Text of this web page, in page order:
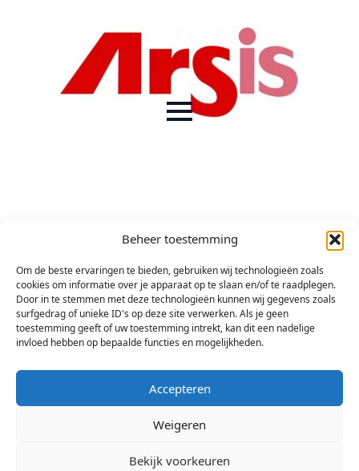
Beheer toestemming
Om de beste ervaringen te bieden, gebruiken wij technologieën zoals
cookies om informatie over je apparaat op te slaan en/of te raadplegen.
Door in te stemmen met deze technologieën kunnen wij gegevens zoals
surfgedrag of unieke ID's op deze site verwerken. Als je geen
toestemming geeft of uw toestemming intrekt, kan dit een nadelige
invloed hebben op bepaalde functies en mogelijkheden.
Accepteren
Weigeren
Bekijk voorkeuren